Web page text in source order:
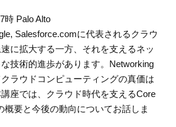
時 Palo Alto
Salesforce.comに代表されるクラウ
に拡大する一方、それを支えるネッ
技術的進歩があります。Networking
ラウドコンピューティングの真価は
座では、クラウド時代を支えるCore
概要と今後の動向についてお話しま